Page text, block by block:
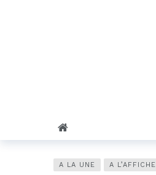
A LA UNE A L’AFFICHE